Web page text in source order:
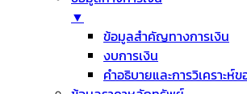
▼
ข้อมูลสำคัญทางการเงิน
งบการเงิน
คำอธิบายและการวิเคราะห์